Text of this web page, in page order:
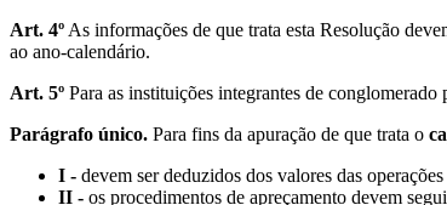
Art. 4º As informações de que trata esta Resolução
ao ano-calendário.
Art. 5º Para as instituições integrantes de
Parágrafo único. Para fins da apuração de que trata o
I - devem ser deduzidos dos valores das
II - os procedimentos de apreçamento devem